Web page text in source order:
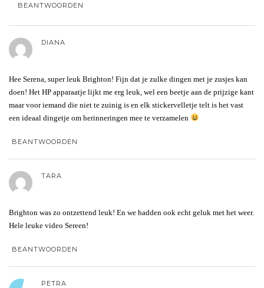
BEANTWOORDEN
DIANA
Hee Serena, super leuk Brighton! Fijn dat je zulke dingen met je zusjes kan
doen! Het HP apparaatje lijkt me erg leuk, wel een beetje aan de prijzige kant
maar voor iemand die niet te zuinig is en elk stickervelletje telt is het vast
een ideaal dingetje om herinneringen mee te verzamelen
BEANTWOORDEN
TARA
Brighton was zo ontzettend leuk! En we hadden ook echt geluk met het weer.
Hele leuke video Sereen!
BEANTWOORDEN
PETRA